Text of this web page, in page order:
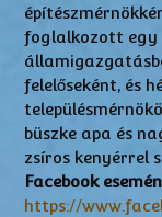
foglalkozott egy
felelőseként, és
büszke apa és
zsíros kenyérrel
Facebook
https://